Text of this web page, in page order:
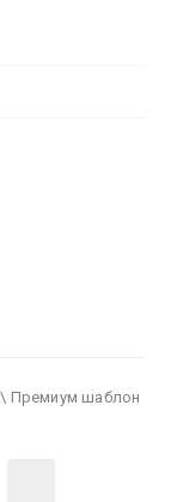
\ Премиум шаблон